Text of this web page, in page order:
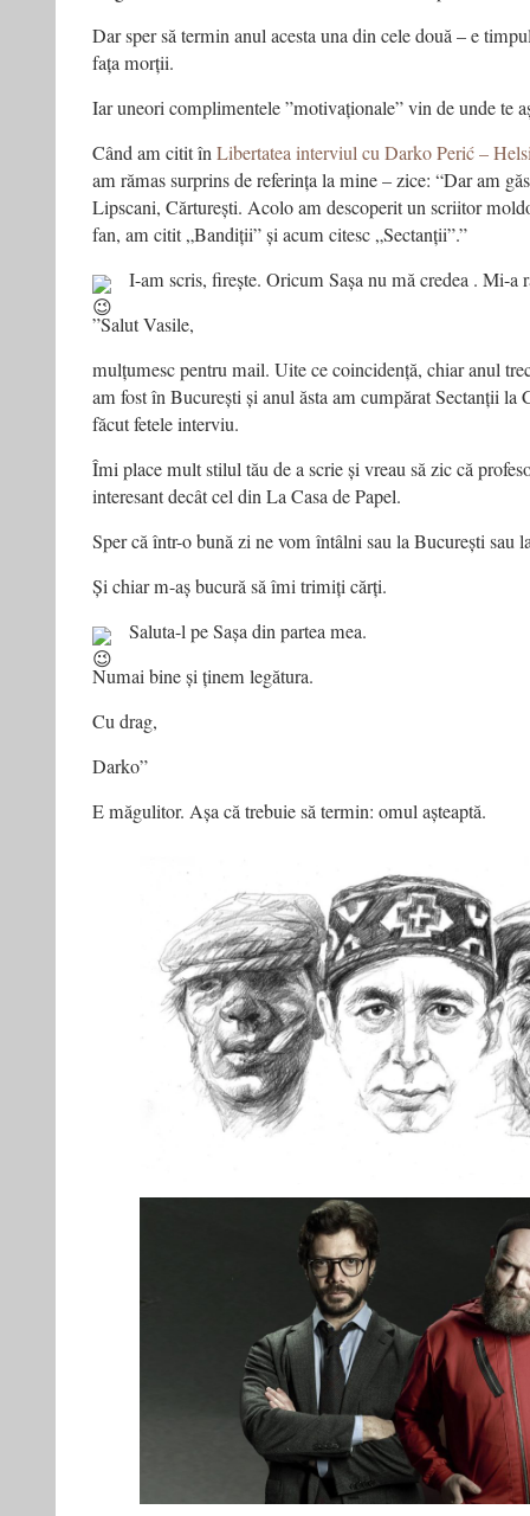
Dar sper să termin anul acesta una din cele două – e
fața morții.
Iar uneori complimentele ”motivaționale” vin de unde te
Când am citit înLibertatea interviul cu Darko Perić –
am rămas surprins de referința la mine – zice: “Dar am
Lipscani, Cărturești. Acolo am descoperit un scriitor
fan, am citit „Bandiții” și acum citesc „Sectanții”.”
I-am scris, firește. Oricum Sașa nu mă credea . Mi-a
”Salut Vasile,
mulțumesc pentru mail. Uite ce coincidență, chiar anul
am fost în București și anul ăsta am cumpărat Sectanții la
făcut fetele interviu.
Îmi place mult stilul tău de a scrie și vreau să zic că
interesant decât cel din La Casa de Papel.
Sper că într-o bună zi ne vom întâlni sau la București sau
Și chiar m-aș bucură să îmi trimiți cărți.
Saluta-l pe Sașa din partea mea.
Numai bine și ținem legătura.
Cu drag,
Darko”
E măgulitor. Așa că trebuie să termin: omul așteaptă.